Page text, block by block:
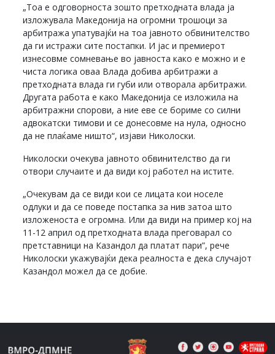
„Тоа е одговорноста зошто претходната влада ја
изложувала Македонија на огромни трошоци за
арбитража упатувајќи на тоа јавното обвинителство
да ги истражи сите постапки. И јас и премиерот
изнесовме сомневање во јавноста како е можно и е
чиста логика оваа Влада добива арбитражи а
претходната влада ги губи или отворала арбитражи.
Другата работа е како Македонија се изложила на
арбитражни спорови, а ние еве се бориме со силни
адвокатски тимови и се донесовме на нула, односно
да не плаќаме ништо“, изјави Николоски.
Николоски очекува јавното обвинителство да ги
отвори случаите и да види кој работел на истите.
„Очекувам да се види кои се лицата кои носеле
одлуки и да се поведе постапка за нив затоа што
изложеноста е огромна. Или да види на пример кој на
11-12 април од претходната влада преговарал со
претставници на Казандол да платат пари”, рече
Николоски укажувајќи дека реалноста е дека случајот
Казандол можел да се добие.